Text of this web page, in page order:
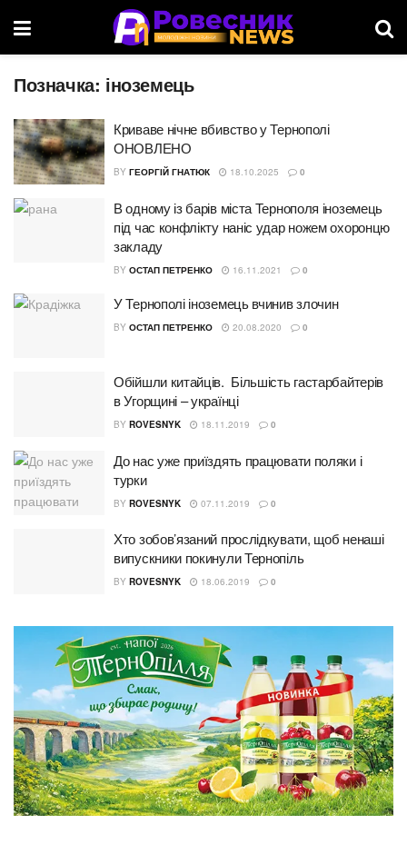
Позначка: іноземець
Криваве нічне вбивство у Тернополі
ОНОВЛЕНО
BY ГЕОРГІЙ ГНАТЮК 18.10.2025 0
В одному із барів міста Тернополя іноземець
під час конфлікту наніс удар ножем охоронцю
закладу
BY ОСТАП ПЕТРЕНКО 16.11.2021 0
У Тернополі іноземець вчинив злочин
BY ОСТАП ПЕТРЕНКО 20.08.2020 0
Обійшли китайців. Більшість гастарбайтерів
в Угорщині – українці
BY ROVESNYK 18.11.2019 0
До нас уже приїздять працювати поляки і
турки
BY ROVESNYK 07.11.2019 0
Хто зобов’язаний прослідкувати, щоб ненаші
випускники покинули Тернопіль
BY ROVESNYK 18.06.2019 0